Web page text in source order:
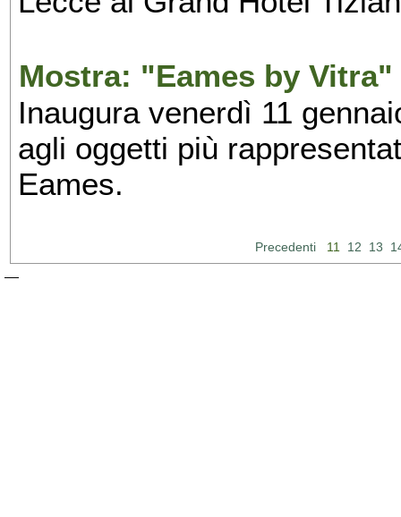
Mostra: "Eames by Vitra"
Inaugura venerdì 11
agli oggetti più
Eames.
Precedenti 11 12 13